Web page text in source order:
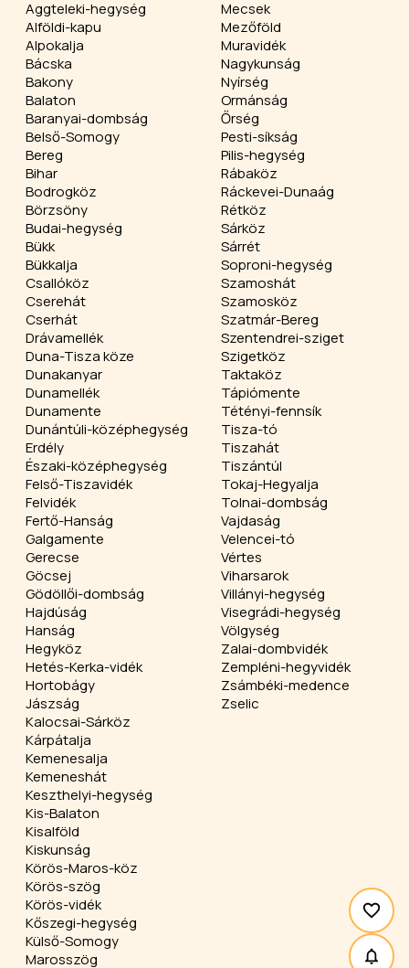
Aggteleki-hegység
Alföldi-kapu
Alpokalja
Bácska
Bakony
Balaton
Baranyai-dombság
Belső-Somogy
Bereg
Bihar
Bodrogköz
Börzsöny
Budai-hegység
Bükk
Bükkalja
Csallóköz
Cserehát
Cserhát
Drávamellék
Duna-Tisza köze
Dunakanyar
Dunamellék
Dunamente
Dunántúli-középhegység
Erdély
Északi-középhegység
Felső-Tiszavidék
Felvidék
Fertő-Hanság
Galgamente
Gerecse
Göcsej
Gödöllői-dombság
Hajdúság
Hanság
Hegyköz
Hetés-Kerka-vidék
Hortobágy
Jászság
Kalocsai-Sárköz
Kárpátalja
Kemenesalja
Kemeneshát
Keszthelyi-hegység
Kis-Balaton
Kisalföld
Kiskunság
Körös-Maros-köz
Körös-szög
Körös-vidék
Kőszegi-hegység
Külső-Somogy
Marosszög
Mecsek
Mezőföld
Muravidék
Nagykunság
Nyírség
Ormánság
Őrség
Pesti-síkság
Pilis-hegység
Rábaköz
Ráckevei-Dunaág
Rétköz
Sárköz
Sárrét
Soproni-hegység
Szamoshát
Szamosköz
Szatmár-Bereg
Szentendrei-sziget
Szigetköz
Taktaköz
Tápiómente
Tétényi-fennsík
Tisza-tó
Tiszahát
Tiszántúl
Tokaj-Hegyalja
Tolnai-dombság
Vajdaság
Velencei-tó
Vértes
Viharsarok
Villányi-hegység
Visegrádi-hegység
Völgység
Zalai-dombvidék
Zempléni-hegyvidék
Zsámbéki-medence
Zselic